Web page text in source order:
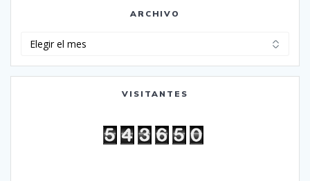
ARCHIVO
VISITANTES